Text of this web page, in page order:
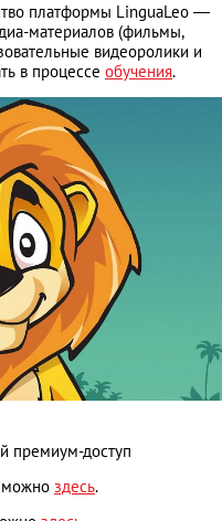
платформы LinguaLeo —
материалов (фильмы,
видеоролики и
в процессе обучения.
премиум-доступ
можно здесь.